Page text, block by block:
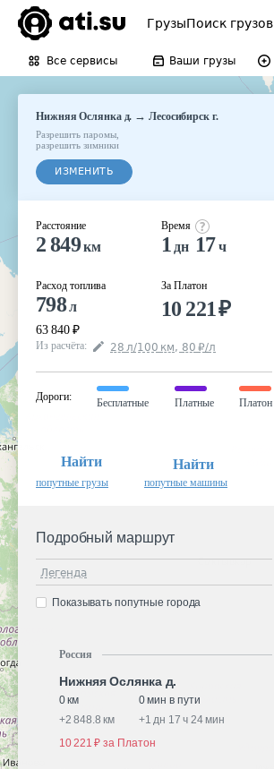
ГрузыПоиск грузов
Все сервисы Ваши грузы
Нижняя Ослянка д. →Лесосибирск г.
Разрешить паромы
разрешить зимники
ИЗМЕНИТЬ
Расстояние
2 849км
Расход топлива
798л
63 840 ₽
Время
1 дн 17ч
За Платон
10 221₽
Из расчёта: 28 л/100 км, 80 ₽/л
Дороги:
Бесплатные Платные Платон
Найти
попутные грузы
Найти
попутные машины
Подробный маршрут
Легенда
Показывать попутные города
Россия
Нижняя Ослянка д.
0 км
0 мин в пути
+2 848.8 км +1 дн 17 ч 24 мин
10 221 ₽ за Платон